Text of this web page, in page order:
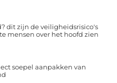
dit zijn de veiligheidsrisico's
mensen over het hoofd zien
soepel aanpakken van